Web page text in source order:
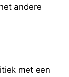
andere
met een